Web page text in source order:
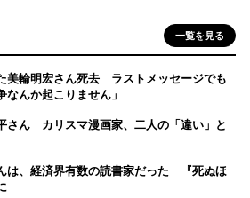
一覧を見る
美輪明宏さん死去 ラストメッセージでも
んか起こりません」
さん カリスマ漫画家、二人の「違い」と
は、経済界有数の読書家だった 『死ぬほ